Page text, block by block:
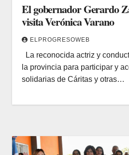
El gobernador Gerardo
visita Verónica Varano
ELPROGRESOWEB
La reconocida actriz y
la provincia para participar y
solidarias de Cáritas y otras…